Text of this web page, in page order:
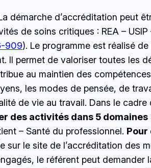
démarche d’accréditation peut
de soins critiques : REA –
909). Le programme est réalisé
Il permet de valoriser toutes
au maintien des
les modes de pensée, de
de vie au travail. Dans le
des activités dans 5 domaines
– Santé du professionnel. Pour
sur le site de l’accréditation des
le référent peut